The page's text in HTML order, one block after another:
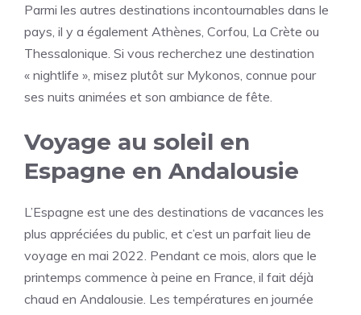
Parmi les autres destinations incontournables dans le
pays, il y a également Athènes, Corfou, La Crète ou
Thessalonique. Si vous recherchez une destination
« nightlife », misez plutôt sur Mykonos, connue pour
ses nuits animées et son ambiance de fête.
Voyage au soleil en
Espagne en Andalousie
L’Espagne est une des destinations de vacances les
plus appréciées du public, et c’est un parfait lieu de
voyage en mai 2022. Pendant ce mois, alors que le
printemps commence à peine en France, il fait déjà
chaud en Andalousie. Les températures en journée